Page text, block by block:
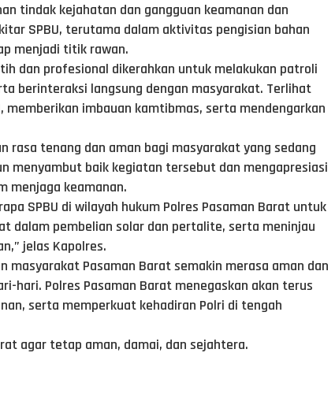
tindak kejahatan dan gangguan keamanan dan
SPBU, terutama dalam aktivitas pengisian bahan
menjadi titik rawan.
dan profesional dikerahkan untuk melakukan patroli
berinteraksi langsung dengan masyarakat. Terlihat
memberikan imbauan kamtibmas, serta mendengarkan
rasa tenang dan aman bagi masyarakat yang sedang
menyambut baik kegiatan tersebut dan mengapresiasi
menjaga keamanan.
SPBU di wilayah hukum Polres Pasaman Barat untuk
dalam pembelian solar dan pertalite, serta meninjau
jelas Kapolres.
masyarakat Pasaman Barat semakin merasa aman dan
hari. Polres Pasaman Barat menegaskan akan terus
serta memperkuat kehadiran Polri di tengah
agar tetap aman, damai, dan sejahtera.